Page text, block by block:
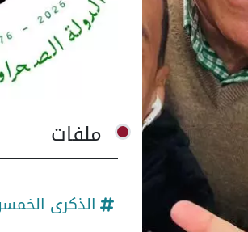
ملفات
الذكرى